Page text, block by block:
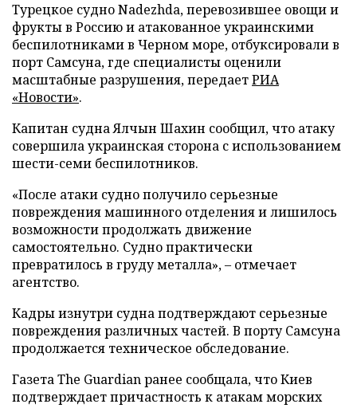
Турецкое судно Nadezhda, перевозившее овощи и
фрукты в Россию и атакованное украинскими
беспилотниками в Черном море, отбуксировали в
порт Самсуна, где специалисты оценили
масштабные разрушения, передаетРИА
«Новости».
Капитан судна Ялчын Шахин сообщил, что атаку
совершила украинская сторона с использованием
шести-семи беспилотников.
«После атаки судно получило серьезные
повреждения машинного отделения и лишилось
возможности продолжать движение
самостоятельно. Судно практически
превратилось в груду металла», – отмечает
агентство.
Кадры изнутри судна подтверждают серьезные
повреждения различных частей. В порту Самсуна
продолжается техническое обследование.
Газета The Guardian ранее сообщала, что Киев
подтверждает причастность к атакам морских